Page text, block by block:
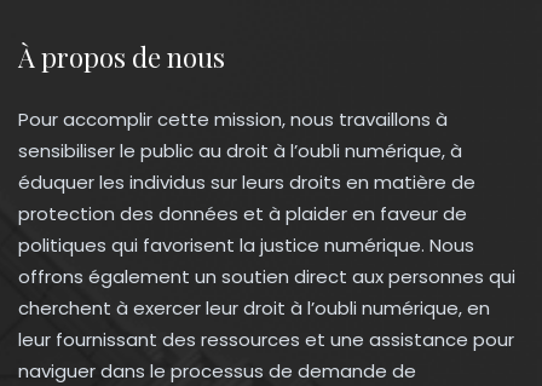
À propos de nous
Pour accomplir cette mission, nous travaillons à
sensibiliser le public au droit à l’oubli numérique, à
éduquer les individus sur leurs droits en matière de
protection des données et à plaider en faveur de
politiques qui favorisent la justice numérique. Nous
offrons également un soutien direct aux personnes qui
cherchent à exercer leur droit à l’oubli numérique, en
leur fournissant des ressources et une assistance pour
naviguer dans le processus de demande de